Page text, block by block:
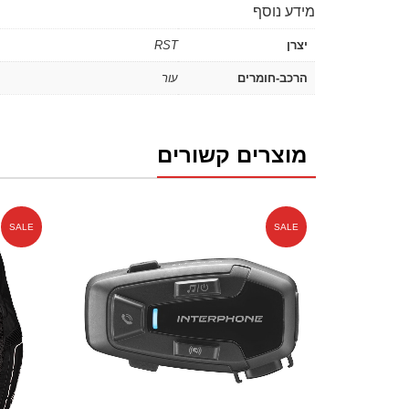
מידע נוסף
יצרן RST
הרכב-חומרים עור
מוצרים קשורים
SALE
SALE